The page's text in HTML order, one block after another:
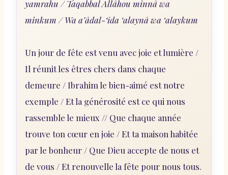
yamrahu / Taqabbal Allâhou minnâ wa
minkum / Wa a’âdal-‘îda ‘alaynâ wa ‘alaykum
Un jour de fête est venu avec joie et lumière /
Il réunit les êtres chers dans chaque
demeure / Ibrahim le bien-aimé est notre
exemple / Et la générosité est ce qui nous
rassemble le mieux // Que chaque année
trouve ton cœur en joie / Et ta maison habitée
par le bonheur / Que Dieu accepte de nous et
de vous / Et renouvelle la fête pour nous tous.